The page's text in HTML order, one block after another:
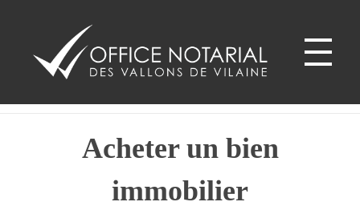
Bruz - 35170
Acheter un bien
immobilier